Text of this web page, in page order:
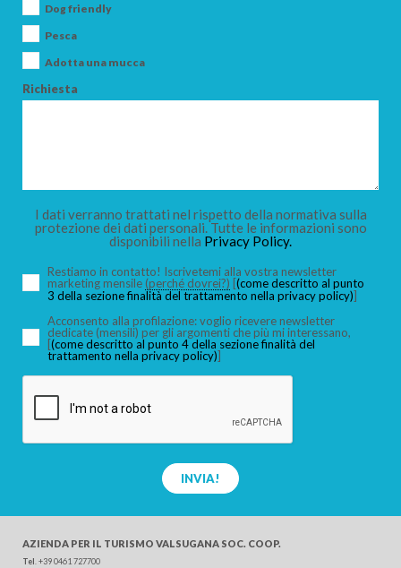
Dog friendly
Pesca
Adotta una mucca
Richiesta
I dati verranno trattati nel rispetto della normativa sulla
protezione dei dati personali. Tutte le informazioni sono
disponibili nella Privacy Policy.
Restiamo in contatto! Iscrivetemi alla vostra newsletter
marketing mensile (perché dovrei?) [(come descritto al punto
3 della sezione finalità del trattamento nella privacy policy)]
Acconsento alla profilazione: voglio ricevere newsletter
dedicate (mensili) per gli argomenti che più mi interessano,
[(come descritto al punto 4 della sezione finalità del
trattamento nella privacy policy)]
INVIA!
AZIENDA PER IL TURISMO VALSUGANA SOC. COOP.
Tel +39 0461 727700